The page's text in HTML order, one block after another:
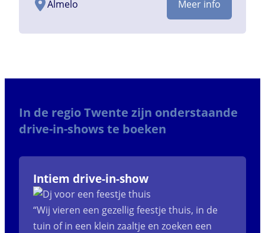
Almelo Meer info
In de regio Twente zijn onderstaande
drive-in-shows te boeken
Intiem drive-in-show
“Wij vieren een gezellig feestje thuis, in de
tuin of in een klein zaaltje en zoeken een